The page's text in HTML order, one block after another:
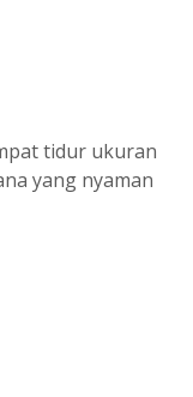
tidur ukuran
yang nyaman